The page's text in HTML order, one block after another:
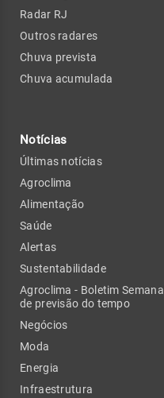
Radar RJ
Outros radares
Chuva prevista
Chuva acumulada
Notícias
Últimas notícias
Agroclima
Alimentação
Saúde
Alertas
Sustentabilidade
Agroclima - Boletim Semanal
de previsão do tempo
Negócios
Moda
Energia
Infraestrutura